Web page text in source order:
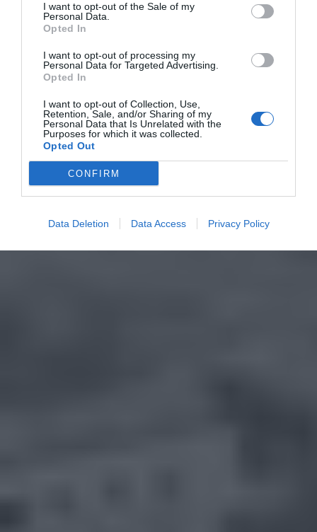
I want to opt-out of the Sale of my
Personal Data.
Opted In
I want to opt-out of processing my
Personal Data for Targeted Advertising.
Opted In
I want to opt-out of Collection, Use,
Retention, Sale, and/or Sharing of my
Personal Data that Is Unrelated with the
Purposes for which it was collected.
Opted Out
CONFIRM
Data Deletion Data Access Privacy Policy